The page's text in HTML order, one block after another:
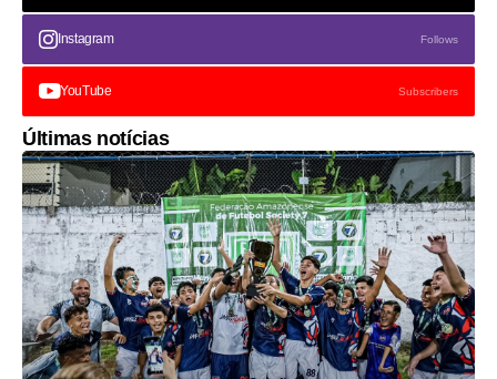
Instagram Follows
YouTube Subscribers
Últimas notícias